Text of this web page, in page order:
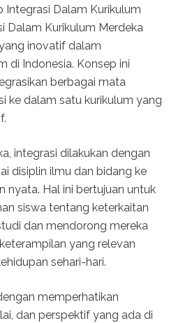
Integrasi Dalam Kurikulum
Dalam Kurikulum Merdeka
inovatif dalam
di Indonesia. Konsep ini
berbagai mata
ke dalam satu kurikulum yang
integrasi dilakukan dengan
disiplin ilmu dan bidang ke
nyata. Hal ini bertujuan untuk
siswa tentang keterkaitan
dan mendorong mereka
yang relevan
sehari-hari.
memperhatikan
dan perspektif yang ada di